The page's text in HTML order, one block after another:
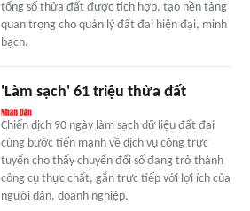
tổng số thửa đất được tích hợp, tạo nền tảng
quan trọng cho quản lý đất đai hiện đại, minh
bạch.
'Làm sạch' 61 triệu thửa đất
Chiến dịch 90 ngày làm sạch dữ liệu đất đai
cùng bước tiến mạnh về dịch vụ công trực
tuyến cho thấy chuyển đổi số đang trở thành
công cụ thực chất, gắn trực tiếp với lợi ích của
người dân, doanh nghiệp.